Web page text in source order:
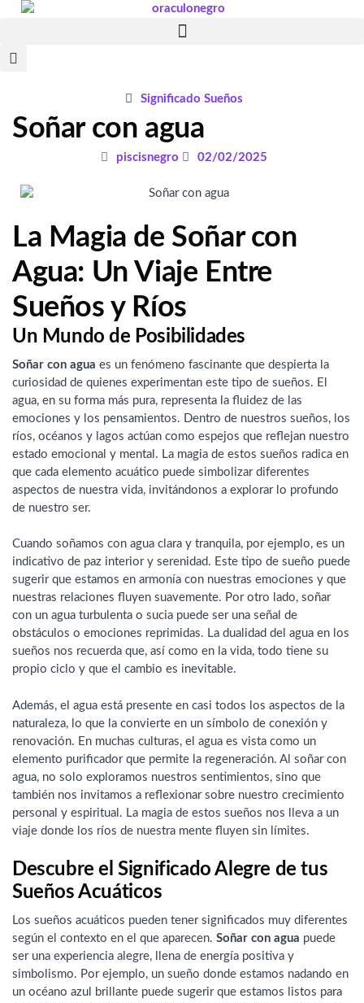
Significado Sueños
Soñar con agua
piscisnegro 02/02/2025
La Magia de Soñar con
Agua: Un Viaje Entre
Sueños y Ríos
Un Mundo de Posibilidades
Soñar con agua es un fenómeno fascinante que despierta la
curiosidad de quienes experimentan este tipo de sueños. El
agua, en su forma más pura, representa la fluidez de las
emociones y los pensamientos. Dentro de nuestros sueños, los
ríos, océanos y lagos actúan como espejos que reflejan nuestro
estado emocional y mental. La magia de estos sueños radica en
que cada elemento acuático puede simbolizar diferentes
aspectos de nuestra vida, invitándonos a explorar lo profundo
de nuestro ser.
Cuando soñamos con agua clara y tranquila, por ejemplo, es un
indicativo de paz interior y serenidad. Este tipo de sueño puede
sugerir que estamos en armonía con nuestras emociones y que
nuestras relaciones fluyen suavemente. Por otro lado, soñar
con un agua turbulenta o sucia puede ser una señal de
obstáculos o emociones reprimidas. La dualidad del agua en los
sueños nos recuerda que, así como en la vida, todo tiene su
propio ciclo y que el cambio es inevitable.
Además, el agua está presente en casi todos los aspectos de la
naturaleza, lo que la convierte en un símbolo de conexión y
renovación. En muchas culturas, el agua es vista como un
elemento purificador que permite la regeneración. Al soñar con
agua, no solo exploramos nuestros sentimientos, sino que
también nos invitamos a reflexionar sobre nuestro crecimiento
personal y espiritual. La magia de estos sueños nos lleva a un
viaje donde los ríos de nuestra mente fluyen sin límites.
Descubre el Significado Alegre de tus
Sueños Acuáticos
Los sueños acuáticos pueden tener significados muy diferentes
según el contexto en el que aparecen. Soñar con agua puede
ser una experiencia alegre, llena de energía positiva y
simbolismo. Por ejemplo, un sueño donde estamos nadando en
un océano azul brillante puede sugerir que estamos listos para